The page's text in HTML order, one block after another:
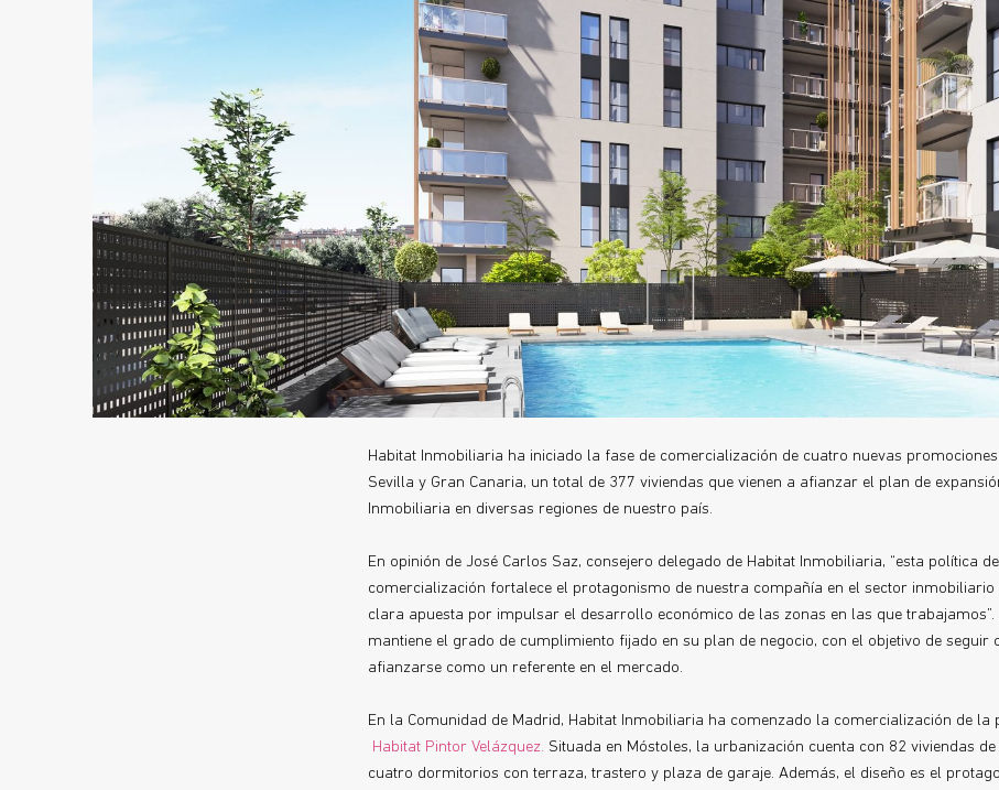
Habitat Inmobiliaria ha iniciado la fase de comercialización de cuatro nuevas
Sevilla y Gran Canaria, un total de 377 viviendas que vienen a afianzar el plan de
Inmobiliaria en diversas regiones de nuestro país.
En opinión de José Carlos Saz, consejero delegado de Habitat Inmobiliaria, “esta política de
comercialización fortalece el protagonismo de nuestra compañía en el sector inmobiliario
clara apuesta por impulsar el desarrollo económico de las zonas en las que trabajamos”.
mantiene el grado de cumplimiento fijado en su plan de negocio, con el objetivo de seguir
afianzarse como un referente en el mercado.
En la Comunidad de Madrid, Habitat Inmobiliaria ha comenzado la comercialización de la
Habitat Pintor Velázquez. Situada en Móstoles, la urbanización cuenta con 82 viviendas
cuatro dormitorios con terraza, trastero y plaza de garaje. Además, el diseño es el